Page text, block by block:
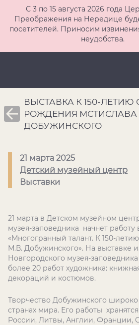
С 3 по 15 августа 2026 года
Преображения на Нередице
посетителей. Приносим
неудобства.
ВЫСТАВКА К 150-ЛЕТИЮ
РОЖДЕНИЯ МСТИСЛАВА
ДОБУЖИНСКОГО
21 марта 2025
Детский музейный центр
Выставки
21 марта в Детском музейном
музея-заповедника начнет работу
«Многогранный талант. К 150-
М.В. Добужинского». На выставке
Новгородского музея-
более 20 работ художника:
декораций и костюмов.
Творчество Добужинского
странах мира. Его работы
России, Литвы, Англии, Франции,